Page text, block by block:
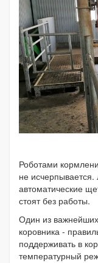
Роботами
не
автоматические
стоят без работы.
Один из
коровника -
поддерживать в
температурный